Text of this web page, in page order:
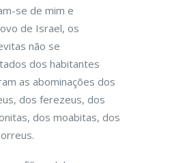
se de mim e
de Israel, os
não se
dos habitantes
as abominações dos
dos ferezeus, dos
dos moabitas, dos